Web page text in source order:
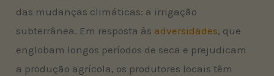
das mudanças climáticas: a irrigação
subterrânea. Em resposta às adversidades, que
englobam longos períodos de seca e prejudicam
a produção agrícola, os produtores locais têm